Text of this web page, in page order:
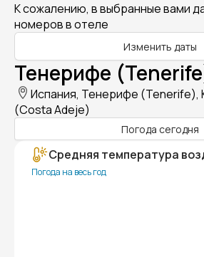
К сожалению, в выбранные вами
номеров в отеле
Изменить даты
Тенерифе
Испания, Тенерифе (Tenerife),
(Costa Adeje)
Погода сегодня
Средняя температура
Погода на весь год